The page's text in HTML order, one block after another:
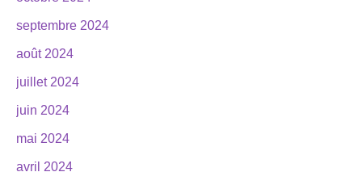
septembre 2024
août 2024
juillet 2024
juin 2024
mai 2024
avril 2024